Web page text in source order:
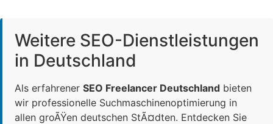
Weitere SEO-Dienstleistungen
in Deutschland
Als erfahrener SEO Freelancer Deutschland bieten
wir professionelle Suchmaschinenoptimierung in
allen groÃŸen deutschen StÃ¤dten. Entdecken Sie